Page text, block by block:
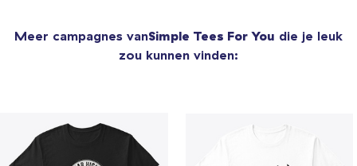
Meer campagnes vanSimple Tees For You die je leuk
zou kunnen vinden: